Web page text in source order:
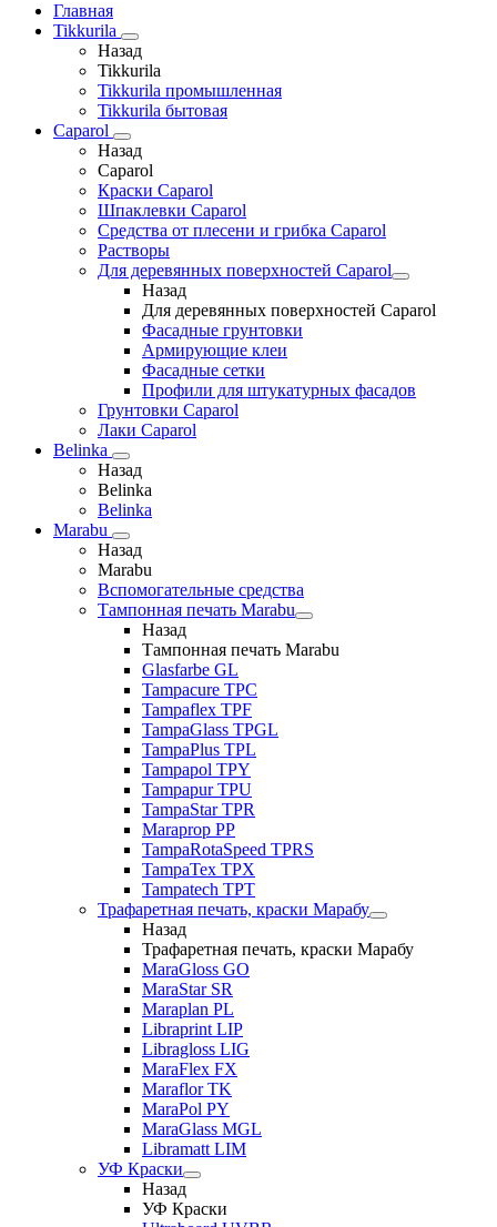
Главная
Tikkurila
Назад
Tikkurila
Tikkurila промышленная
Tikkurila бытовая
Caparol
Назад
Caparol
Краски Caparol
Шпаклевки Caparol
Средства от плесени и грибка Caparol
Растворы
Для деревянных поверхностей Caparol
Назад
Для деревянных поверхностей Caparol
Фасадные грунтовки
Армирующие клеи
Фасадные сетки
Профили для штукатурных фасадов
Грунтовки Caparol
Лаки Caparol
Belinka
Назад
Belinka
Belinka
Marabu
Назад
Marabu
Вспомогательные средства
Тампонная печать Marabu
Назад
Тампонная печать Marabu
Glasfarbe GL
Tampacure TPC
Tampaflex TPF
TampaGlass TPGL
TampaPlus TPL
Tampapol TPY
Tampapur TPU
TampaStar TPR
Maraprop PP
TampaRotaSpeed TPRS
TampaTex TPX
Tampatech TPT
Трафаретная печать, краски Марабу
Назад
Трафаретная печать, краски Марабу
MaraGloss GO
MaraStar SR
Maraplan PL
Libraprint LIP
Libragloss LIG
MaraFlex FX
Maraflor TK
MaraPol PY
MaraGlass MGL
Libramatt LIM
УФ Краски
Назад
УФ Краски